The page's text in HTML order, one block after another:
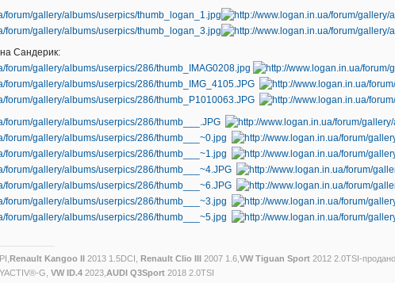
Сандерик:
Renault Kangoo II 2013 1.5DCI,Renault Clio III 2007 1.6,VW Tiguan Sport 2012 2.0TSI-продано,
G,VW ID.4 2023, AUDI Q3Sport 2018 2.0TSI